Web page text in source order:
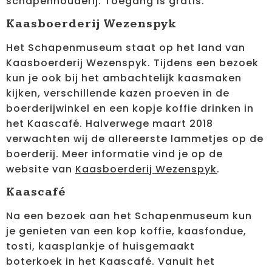
Kaasboerderij Wezenspyk
Het Schapenmuseum staat op het land van
Kaasboerderij Wezenspyk. Tijdens een bezoek
kun je ook bij het ambachtelijk kaasmaken
kijken, verschillende kazen proeven in de
boerderijwinkel en een kopje koffie drinken in
het Kaascafé. Halverwege maart 2018
verwachten wij de allereerste lammetjes op de
boerderij. Meer informatie vind je op de
website van Kaasboerderij Wezenspyk.
Kaascafé
Na een bezoek aan het Schapenmuseum kun
je genieten van een kop koffie, kaasfondue,
tosti, kaasplankje of huisgemaakt
boterkoek in het Kaascafé. Vanuit het